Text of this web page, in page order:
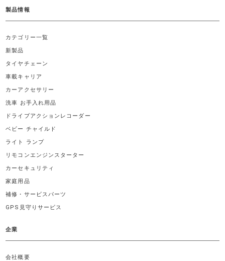
製品情報
カテゴリー一覧
新製品
タイヤチェーン
車載キャリア
カーアクセサリー
洗車 お手入れ用品
ドライブアクションレコーダー
ベビー チャイルド
ライト ランプ
リモコンエンジンスターター
カーセキュリティ
家庭用品
補修・サービスパーツ
GPS見守りサービス
企業
会社概要